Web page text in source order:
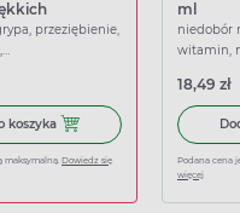
przeziębienie,
koszyka Dodaj do koszyka Ibuprom
maksymalną. Dowiedz się
ml
niedobór
witamin,
18,49 zł
Podana cena
więcej